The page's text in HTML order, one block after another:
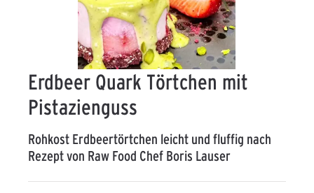
Erdbeer Quark Törtchen mit
Pistazienguss
Rohkost Erdbeertörtchen leicht und fluffig nach
Rezept von Raw Food Chef Boris Lauser